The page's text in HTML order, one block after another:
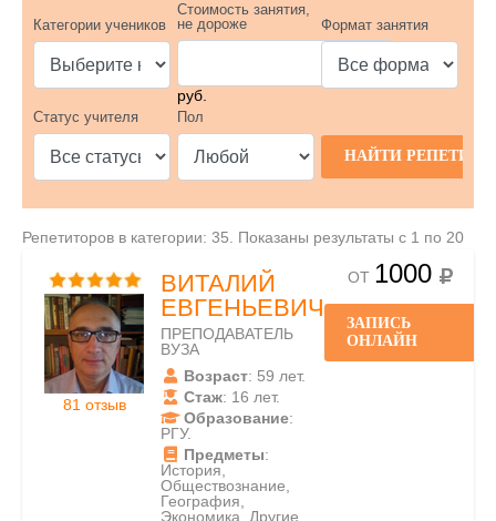
Категории учеников
Стоимость занятия,
не дороже
руб.
Формат занятия
Статус учителя Пол
Репетиторов в категории: 35. Показаны результаты с 1 по 20
81 отзыв
ВИТАЛИЙ
ЕВГЕНЬЕВИЧ
ПРЕПОДАВАТЕЛЬ
ВУЗА
Возраст: 59 лет.
Стаж: 16 лет.
Образование:
РГУ.
Предметы:
История,
Обществознание,
География,
Экономика, Другие
ОТ 1000
ЗАПИСЬ
ОНЛАЙН